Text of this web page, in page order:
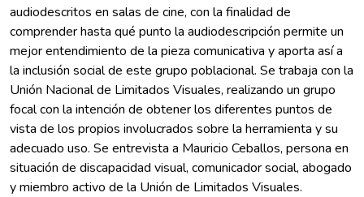
audiodescritos en salas de cine, con la finalidad de
comprender hasta qué punto la audiodescripción permite un
mejor entendimiento de la pieza comunicativa y aporta así a
la inclusión social de este grupo poblacional. Se trabaja con la
Unión Nacional de Limitados Visuales, realizando un grupo
focal con la intención de obtener los diferentes puntos de
vista de los propios involucrados sobre la herramienta y su
adecuado uso. Se entrevista a Mauricio Ceballos, persona en
situación de discapacidad visual, comunicador social, abogado
y miembro activo de la Unión de Limitados Visuales.